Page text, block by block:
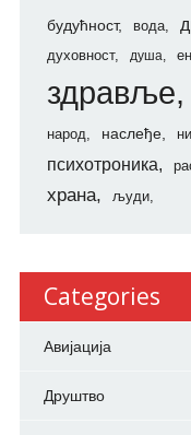
будућност вода
духовност душа
здравље
народ наслеђе
психотроника
храна људи
Categories
Авијација
Друштво